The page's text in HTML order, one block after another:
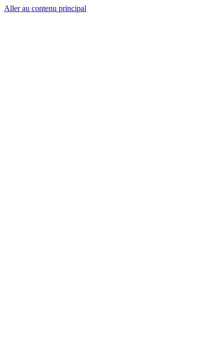
Aller au contenu principal